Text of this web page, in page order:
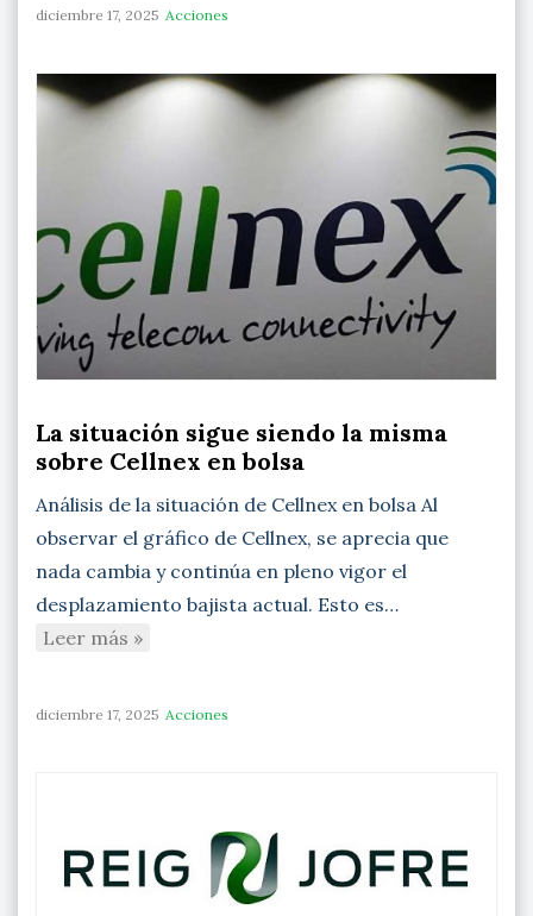
diciembre 17, 2025 Acciones
La situación sigue siendo la misma
sobre Cellnex en bolsa
Análisis de la situación de Cellnex en bolsa Al
observar el gráfico de Cellnex, se aprecia que
nada cambia y continúa en pleno vigor el
desplazamiento bajista actual. Esto es…
Leer más »
diciembre 17, 2025 Acciones